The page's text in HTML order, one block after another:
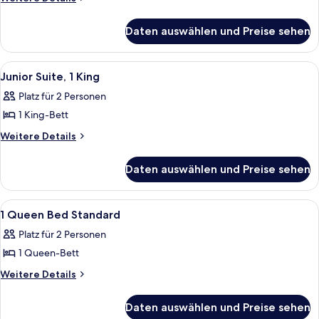
Zweibettzimmer
Daten auswählen und Preise sehen
Alle
Fotos
für
Junior
Suite,
anzeigen
Ein Hotelzimmer mit einem großen
13
Junior Suite, 1 King
Platz für 2 Personen
1 King-Bett
Weitere Details
Weitere
Suite,
King
Daten auswählen und Preise sehen
Alle
Fotos
für
1
Queen
Ein Hotelzimmer mit Bett,
7
1 Queen Bed Standard
Platz für 2 Personen
1 Queen-Bett
Weitere Details
Weitere
Daten auswählen und Preise sehen